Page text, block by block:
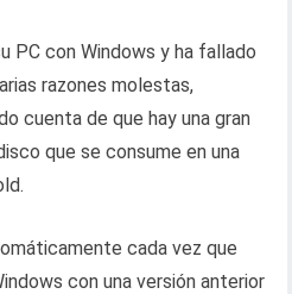
PC con Windows y ha fallado
razones molestas,
cuenta de que hay una gran
que se consume en una
cada vez que
con una versión anterior